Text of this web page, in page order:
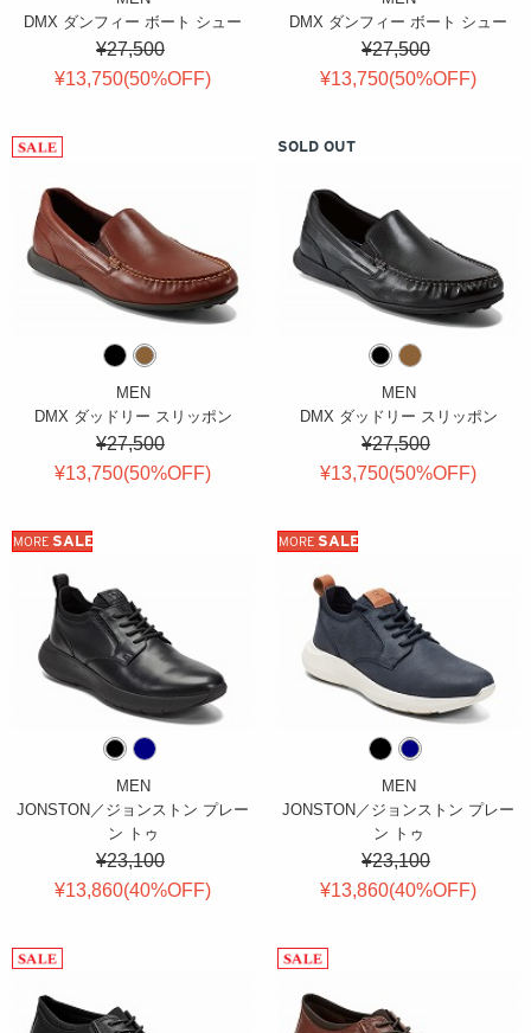
DMX ダンフィー ボート シュー
¥27,500
¥13,750(50%OFF)
DMX ダンフィー ボート シュー
¥27,500
¥13,750(50%OFF)
MEN
DMX ダッドリー スリッポン
¥27,500
¥13,750(50%OFF)
SOLD OUT
MEN
DMX ダッドリー スリッポン
¥27,500
¥13,750(50%OFF)
MORE SALE
MEN
JONSTON／ジョンストン プレー
ン トゥ
¥23,100
¥13,860(40%OFF)
MORE SALE
MEN
JONSTON／ジョンストン プレー
ン トゥ
¥23,100
¥13,860(40%OFF)